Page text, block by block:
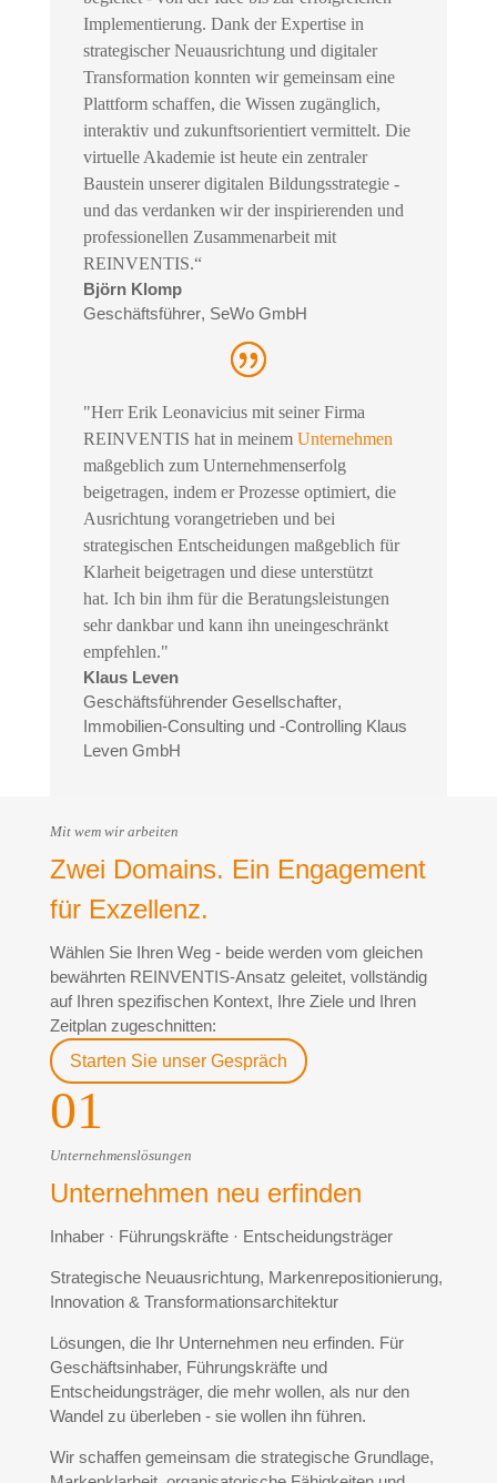
Implementierung. Dank der Expertise in
strategischer Neuausrichtung und digitaler
Transformation konnten wir gemeinsam eine
Plattform schaffen, die Wissen zugänglich,
interaktiv und zukunftsorientiert vermittelt. Die
virtuelle Akademie ist heute ein zentraler
Baustein unserer digitalen Bildungsstrategie -
und das verdanken wir der inspirierenden und
professionellen Zusammenarbeit mit
REINVENTIS.“
Björn Klomp
Geschäftsführer, SeWo GmbH
"Herr Erik Leonavicius mit seiner Firma
REINVENTIS hat in meinem Unternehmen
maßgeblich zum Unternehmenserfolg
beigetragen, indem er Prozesse optimiert, die
Ausrichtung vorangetrieben und bei
strategischen Entscheidungen maßgeblich für
Klarheit beigetragen und diese unterstützt
hat. Ich bin ihm für die Beratungsleistungen
sehr dankbar und kann ihn uneingeschränkt
empfehlen."
Klaus Leven
Geschäftsführender Gesellschafter,
Immobilien-Consulting und -Controlling Klaus
Leven GmbH
Mit wem wir arbeiten
Zwei Domains. Ein Engagement
für Exzellenz.
Wählen Sie Ihren Weg - beide werden vom gleichen
bewährten REINVENTIS-Ansatz geleitet, vollständig
auf Ihren spezifischen Kontext, Ihre Ziele und Ihren
Zeitplan zugeschnitten:
Starten Sie unser Gespräch
01
Unternehmenslösungen
Unternehmen neu erfinden
Inhaber · Führungskräfte · Entscheidungsträger
Strategische Neuausrichtung, Markenrepositionierung,
Innovation & Transformationsarchitektur
Lösungen, die Ihr Unternehmen neu erfinden. Für
Geschäftsinhaber, Führungskräfte und
Entscheidungsträger, die mehr wollen, als nur den
Wandel zu überleben - sie wollen ihn führen.
Wir schaffen gemeinsam die strategische Grundlage,